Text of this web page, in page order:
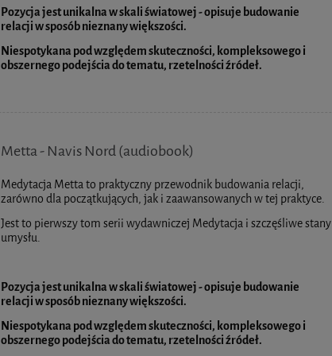
Pozycja jest unikalna w skali światowej - opisuje budowanie
relacji w sposób nieznany większości.
Niespotykana pod względem skuteczności, kompleksowego i
obszernego podejścia do tematu, rzetelności źródeł.
Metta - Navis Nord (audiobook)
Medytacja Metta to praktyczny przewodnik budowania relacji,
zarówno dla początkujących, jak i zaawansowanych w tej praktyce.
Jest to pierwszy tom serii wydawniczej Medytacja i szczęśliwe stany
umysłu.
Pozycja jest unikalna w skali światowej - opisuje budowanie
relacji w sposób nieznany większości.
Niespotykana pod względem skuteczności, kompleksowego i
obszernego podejścia do tematu, rzetelności źródeł.